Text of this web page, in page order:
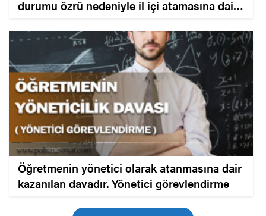
durumu özrü nedeniyle il içi atamasına dair
Öğretmenin yönetici olarak atanmasına dair
kazanılan davadır. Yönetici görevlendirme